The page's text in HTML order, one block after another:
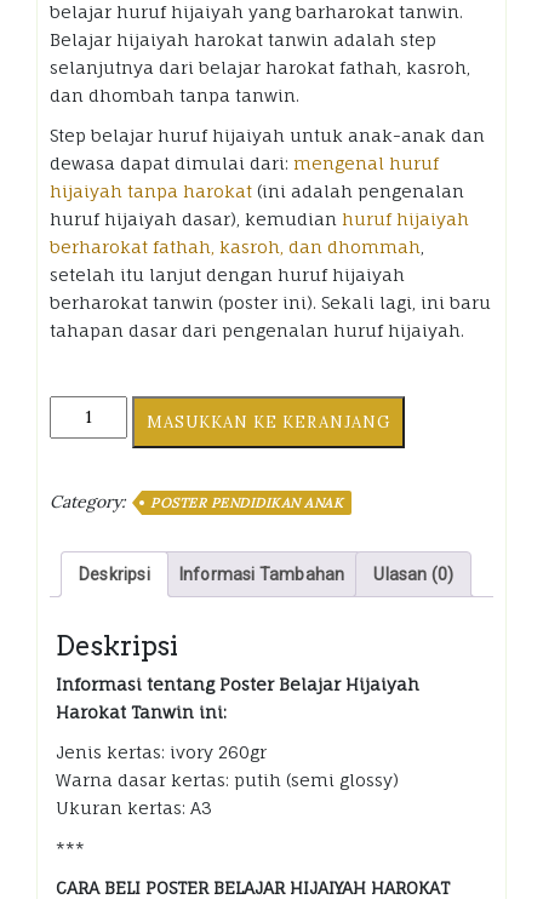
belajar huruf hijaiyah yang barharokat tanwin.
Belajar hijaiyah harokat tanwin adalah step
selanjutnya dari belajar harokat fathah, kasroh,
dan dhombah tanpa tanwin.
Step belajar huruf hijaiyah untuk anak-anak dan
dewasa dapat dimulai dari: mengenal huruf
hijaiyah tanpa harokat (ini adalah pengenalan
huruf hijaiyah dasar), kemudian huruf hijaiyah
berharokat fathah, kasroh, dan dhommah
setelah itu lanjut dengan huruf hijaiyah
berharokat tanwin (poster ini). Sekali lagi, ini baru
tahapan dasar dari pengenalan huruf hijaiyah.
Poster
Belajar
Tanwin
Halaman)
MASUKKAN KE KERANJANG
Category: POSTER PENDIDIKAN ANAK
Deskripsi Informasi Tambahan Ulasan (0)
Deskripsi
Informasi tentang Poster Belajar Hijaiyah
Harokat Tanwin ini:
Jenis kertas: ivory 260gr
Warna dasar kertas: putih (semi glossy)
Ukuran kertas: A3
***
CARA BELI POSTER BELAJAR HIJAIYAH HAROKAT